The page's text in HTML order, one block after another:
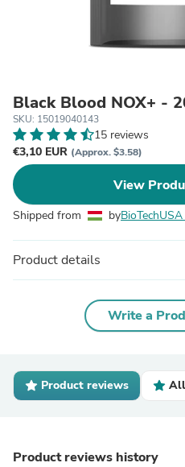
Black Blood NOX+ -
SKU: 15019040143
15 reviews
€3,10 EUR (Approx. $3.58)
View
Shipped from by
Product details
Write a
Product reviews
Product reviews history